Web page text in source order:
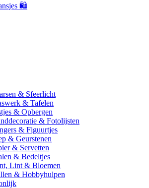
🛍️
& Sfeerlicht
& Tafelen
& Opbergen
& Fotolijsten
& Figuurtjes
& Geurstenen
& Servetten
& Bedeltjes
Lint & Bloemen
& Hobbyhulpen